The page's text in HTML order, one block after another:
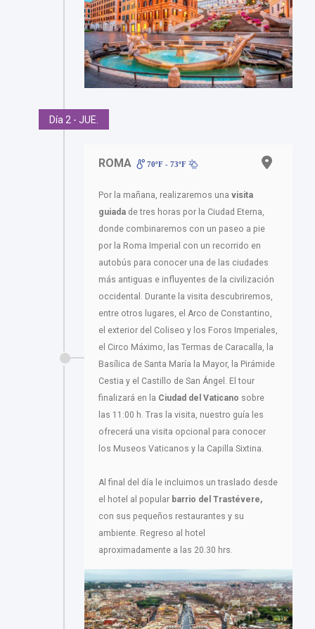
Día 2 - JUE.
ROMA 70ºF - 73ºF
Por la mañana, realizaremos una visita
guiada de tres horas por la Ciudad Eterna,
donde combinaremos con un paseo a pie
por la Roma Imperial con un recorrido en
autobús para conocer una de las ciudades
más antiguas e influyentes de la civilización
occidental. Durante la visita descubriremos,
entre otros lugares, el Arco de Constantino,
el exterior del Coliseo y los Foros Imperiales,
el Circo Máximo, las Termas de Caracalla, la
Basílica de Santa María la Mayor, la Pirámide
Cestia y el Castillo de San Ángel. El tour
finalizará en la Ciudad del Vaticano sobre
las 11:00 h. Tras la visita, nuestro guía les
ofrecerá una visita opcional para conocer
los Museos Vaticanos y la Capilla Sixtina.
Al final del día le incluimos un traslado desde
el hotel al popular barrio del Trastévere,
con sus pequeños restaurantes y su
ambiente. Regreso al hotel
aproximadamente a las 20.30 hrs.